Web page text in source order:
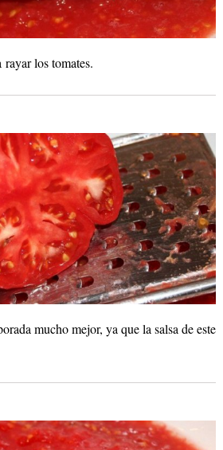
los tomates.
mucho mejor, ya que la salsa de este